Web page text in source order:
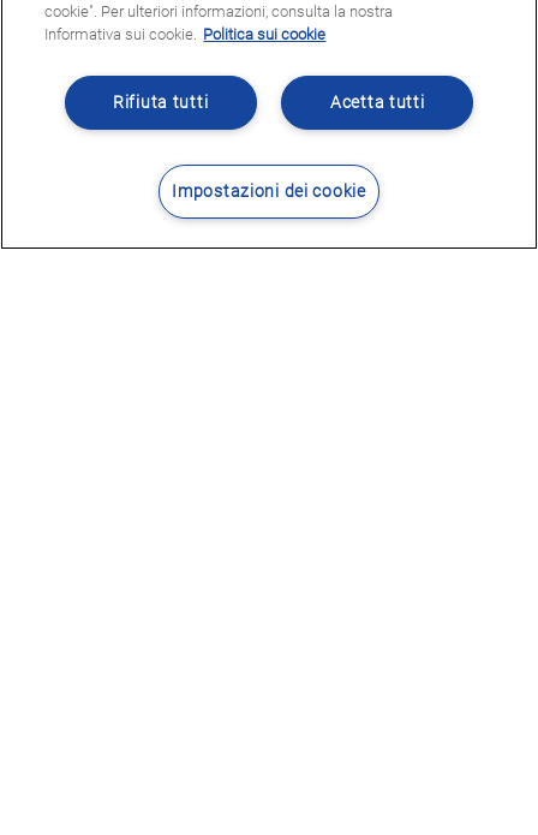
cookie". Per ulteriori informazioni, consulta la nostra
Informativa sui cookie. Politica sui cookie
Acetta tutti
Rifiuta tutti
Impostazioni dei cookie